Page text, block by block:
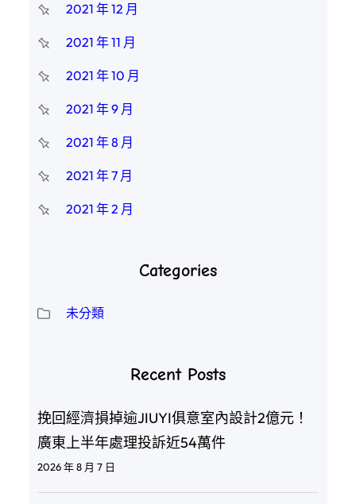
2021 年 12 月
2021 年 11 月
2021 年 10 月
2021 年 9 月
2021 年 8 月
2021 年 7 月
2021 年 2 月
Categories
未分類
Recent Posts
挽回經濟損掉逾JIUYI俱意室內設計2億元！
廣東上半年處理投訴近54萬件
2026 年 8 月 7 日